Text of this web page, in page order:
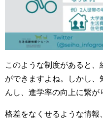
このような制度があると
ができますよね。しかし
んし、進学率の向上に繋が
格差をなくせるような情報